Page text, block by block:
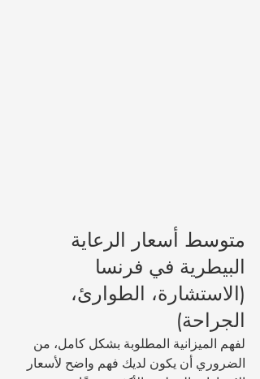
متوسط أسعار الرعاية
البيطرية في فرنسا
(الاستشارة، الطوارئ،
الجراحة)
لفهم الميزانية المطلوبة بشكل كامل، من
الضروري أن يكون لديك فهم واضح لأسعار